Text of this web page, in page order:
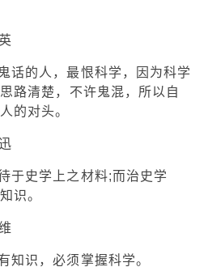
话的人，最恨科学，因为科学
路清楚，不许鬼混，所以自
的对头。
于史学上之材料;而治史学
识。
知识，必须掌握科学。